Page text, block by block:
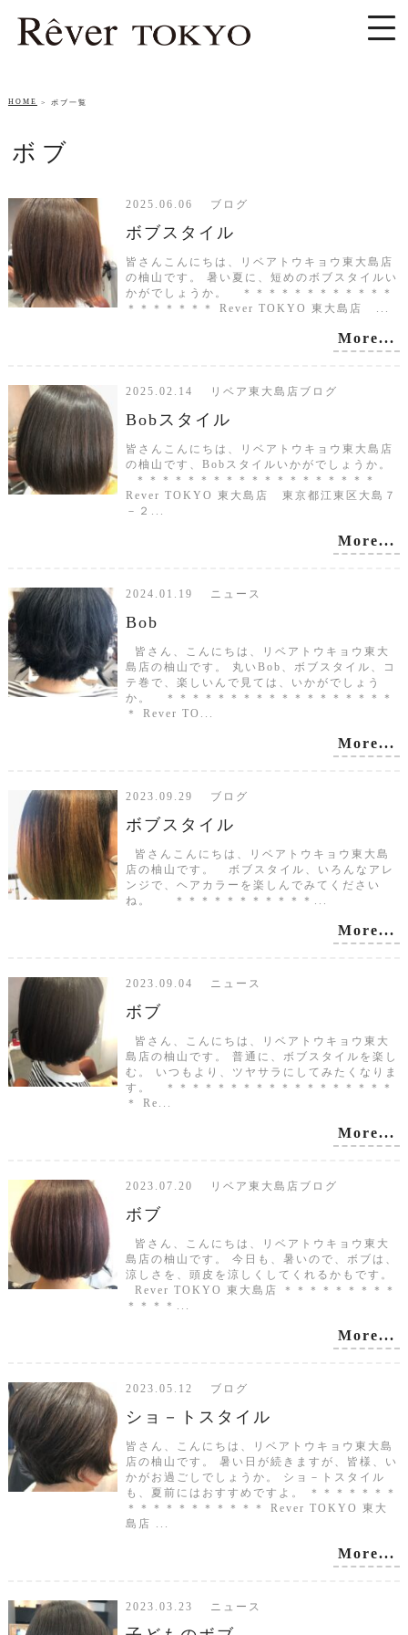
HOME ボブ一覧
ボブ
2025.06.06 ブログ
ボブスタイル
皆さんこんにちは、リベアトウキョウ東大島店
の柚山です。 暑い夏に、短めのボブスタイルい
かがでしょうか。 ＊＊＊＊＊＊＊＊＊＊＊＊
＊＊＊＊＊＊＊ Rever TOKYO 東大島店 ...
More...
2025.02.14 リベア東大島店ブログ
Bobスタイル
皆さんこんにちは、リベアトウキョウ東大島店
の柚山です、Bobスタイルいかがでしょうか。
＊＊＊＊＊＊＊＊＊＊＊＊＊＊＊＊＊＊＊
Rever TOKYO 東大島店 東京都江東区大島７
－２...
More...
2024.01.19 ニュース
Bob
皆さん、こんにちは、リベアトウキョウ東大
島店の柚山です。 丸いBob、ボブスタイル、コ
テ巻で、楽しいんで見ては、いかがでしょう
か。 ＊＊＊＊＊＊＊＊＊＊＊＊＊＊＊＊＊＊
＊ Rever TO...
More...
2023.09.29 ブログ
ボブスタイル
皆さんこんにちは、リベアトウキョウ東大島
店の柚山です。 ボブスタイル、いろんなアレ
ンジで、ヘアカラーを楽しんでみてください
ね。 ＊＊＊＊＊＊＊＊＊＊＊...
More...
2023.09.04 ニュース
ボブ
皆さん、こんにちは、リベアトウキョウ東大
島店の柚山です。 普通に、ボブスタイルを楽し
む。 いつもより、ツヤサラにしてみたくなりま
す。 ＊＊＊＊＊＊＊＊＊＊＊＊＊＊＊＊＊＊
＊ Re...
More...
2023.07.20 リベア東大島店ブログ
ボブ
皆さん、こんにちは、リベアトウキョウ東大
島店の柚山です。 今日も、暑いので、ボブは、
涼しさを、頭皮を涼しくしてくれるかもです。
Rever TOKYO 東大島店 ＊＊＊＊＊＊＊＊＊
＊＊＊＊...
More...
2023.05.12 ブログ
ショ－トスタイル
皆さん、こんにちは、リベアトウキョウ東大島
店の柚山です。 暑い日が続きますが、皆様、い
かがお過ごしでしょうか。 ショ－トスタイル
も、夏前にはおすすめですよ。 ＊＊＊＊＊＊＊
＊＊＊＊＊＊＊＊＊＊＊ Rever TOKYO 東大
島店 ...
More...
2023.03.23 ニュース